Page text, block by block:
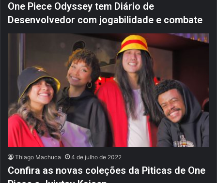
One Piece Odyssey tem Diário de
Desenvolvedor com jogabilidade e combate
Thiago Machuca 4 de julho de 2022
Confira as novas coleções da Piticas de One